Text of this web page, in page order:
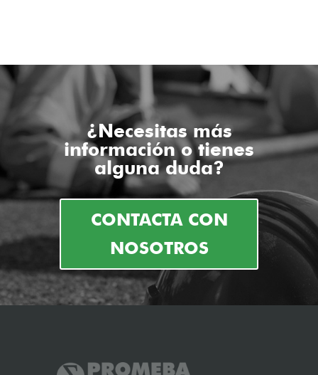
¿Necesitas más
información o tienes
alguna duda?
CONTACTA CON
NOSOTROS